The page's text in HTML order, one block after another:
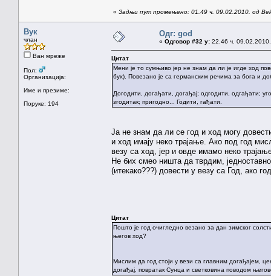
« Задњи пут промењено: 01.49 ч. 09.02.2010. од
Вук
члан
Ван мреже
Пол:
Организација:
Име и презиме:
Поруке: 194
Одг: god
« Одговор #32 у: 22.46 ч.
Цитат
Мени је то сумњиво јер не знам да ли је игде ход
бух). Повезано је са германским речима за бога и
Догодити, догађати, догађај; одгодити, одгађати;
згодитак; пригодно... Годити, гађати.
Ја не знам да ли се год и ход могу
и ход имају неко трајање. Ако под год
везу са ход, јер и овде имамо неко
Не бих смео ништа да тврдим,
(итекако???) довести у везу са Год, ако
Цитат
Пошто је год очигледно везано за дан зимског
његов ход?
Мислим да год стоји у вези са главним догађајем,
догађај, повратак Сунца и светковина поводом